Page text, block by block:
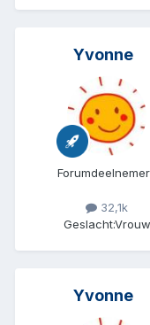
Yvonne
32,1k
Geslacht:Vrouw
Yvonne